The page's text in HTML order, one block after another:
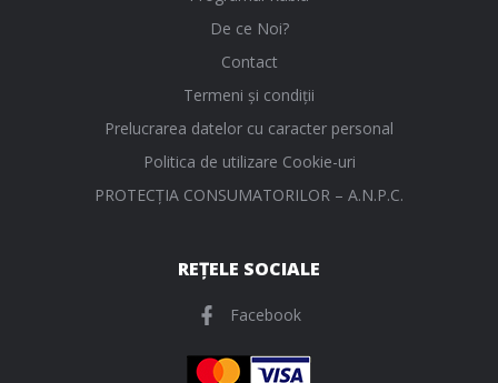
De ce Noi?
Contact
Termeni și condiții
Prelucrarea datelor cu caracter personal
Politica de utilizare Cookie-uri
PROTECŢIA CONSUMATORILOR – A.N.P.C.
REȚELE SOCIALE
Facebook